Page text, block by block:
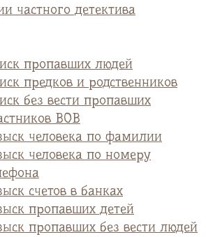
частного детектива
пропавших людей
предков и родственников
без вести пропавших
ВОВ
человека по фамилии
человека по номеру
счетов в банках
пропавших детей
пропавших без вести людей